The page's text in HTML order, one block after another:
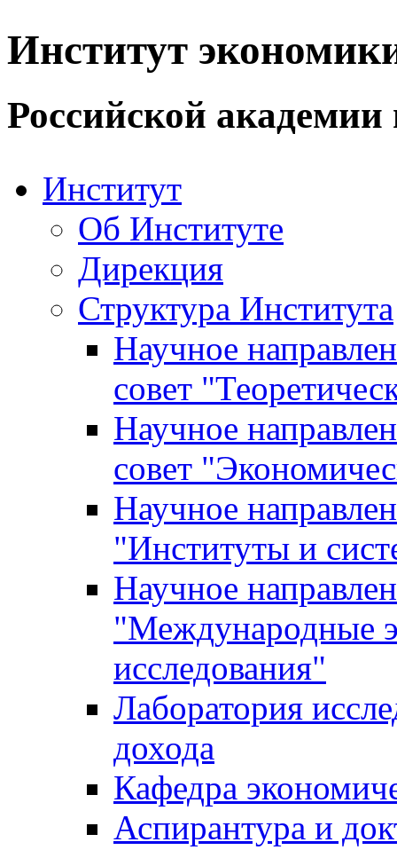
Институт
Российской академии
Институт
Об Институте
Дирекция
Структура Института
Научное
совет
Научное
совет
Научное
"Институты и
Научное
"Международные
исследования"
Лаборатория
дохода
Кафедра
Аспирантура и